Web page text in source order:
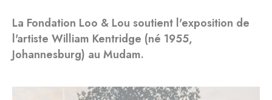
La Fondation Loo & Lou soutient l'exposition de
l'artiste William Kentridge (né 1955,
Johannesburg) au Mudam.